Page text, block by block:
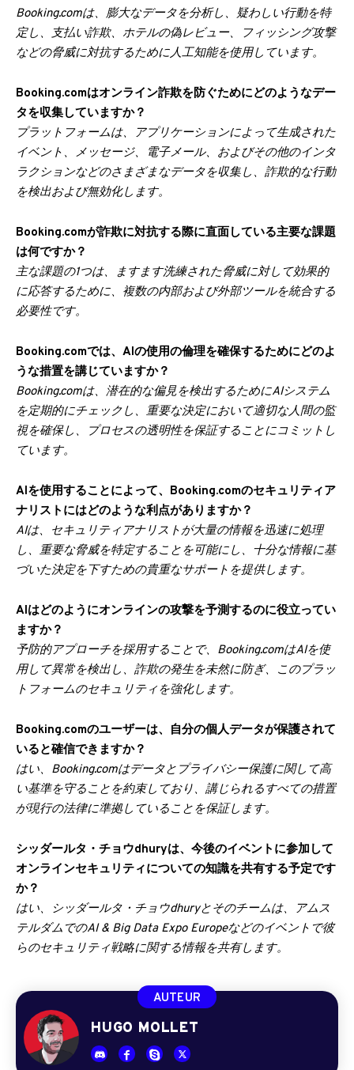
Booking.comは、膨大なデータを分析し、疑わしい行動を特
定し、支払い詐欺、ホテルの偽レビュー、フィッシング攻撃
などの脅威に対抗するために人工知能を使用しています。
Booking.comはオンライン詐欺を防ぐためにどのようなデー
タを収集していますか？
プラットフォームは、アプリケーションによって生成された
イベント、メッセージ、電子メール、およびその他のインタ
ラクションなどのさまざまなデータを収集し、詐欺的な行動
を検出および無効化します。
Booking.comが詐欺に対抗する際に直面している主要な課題
は何ですか？
主な課題の1つは、ますます洗練された脅威に対して効果的
に応答するために、複数の内部および外部ツールを統合する
必要性です。
Booking.comでは、AIの使用の倫理を確保するためにどのよ
うな措置を講じていますか？
Booking.comは、潜在的な偏見を検出するためにAIシステム
を定期的にチェックし、重要な決定において適切な人間の監
視を確保し、プロセスの透明性を保証することにコミットし
ています。
AIを使用することによって、Booking.comのセキュリティア
ナリストにはどのような利点がありますか？
AIは、セキュリティアナリストが大量の情報を迅速に処理
し、重要な脅威を特定することを可能にし、十分な情報に基
づいた決定を下すための貴重なサポートを提供します。
AIはどのようにオンラインの攻撃を予測するのに役立ってい
ますか？
予防的アプローチを採用することで、Booking.comはAIを使
用して異常を検出し、詐欺の発生を未然に防ぎ、このプラッ
トフォームのセキュリティを強化します。
Booking.comのユーザーは、自分の個人データが保護されて
いると確信できますか？
はい、Booking.comはデータとプライバシー保護に関して高
い基準を守ることを約束しており、講じられるすべての措置
が現行の法律に準拠していることを保証します。
シッダールタ・チョウdhuryは、今後のイベントに参加して
オンラインセキュリティについての知識を共有する予定です
か？
はい、シッダールタ・チョウdhuryとそのチームは、アムス
テルダムでのAI & Big Data Expo Europeなどのイベントで彼
らのセキュリティ戦略に関する情報を共有します。
AUTEUR
HUGO MOLLET